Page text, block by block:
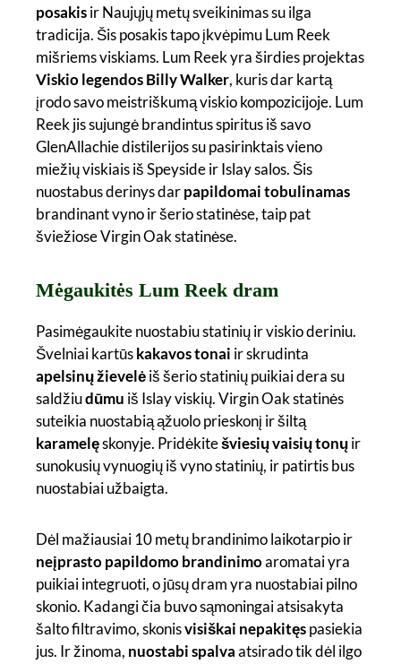
posakisir Naujųjų metų sveikinimas su ilga
tradicija. Šis posakis tapo įkvėpimu Lum Reek
mišriems viskiams. Lum Reek yra širdies projektas
Viskio legendos Billy Walker, kuris dar kartą
įrodo savo meistriškumą viskio kompozicijoje. Lum
Reek jis sujungė brandintus spiritus iš savo
GlenAllachie distilerijos su pasirinktais vieno
miežių viskiais iš Speyside ir Islay salos. Šis
nuostabus derinys darpapildomai tobulinamas
brandinant vyno ir šerio statinėse, taip pat
šviežiose Virgin Oak statinėse.
Mėgaukitės Lum Reek dram
Pasimėgaukite nuostabiu statinių ir viskio deriniu.
Švelniai kartūskakavos tonai ir skrudinta
apelsinų žievelėiš šerio statinių puikiai dera su
saldžiudūmu iš Islay viskių. Virgin Oak statinės
suteikia nuostabią ąžuolo prieskonį ir šiltą
karamelęskonyje. Pridėkitešviesių vaisių tonųir
sunokusių vynuogių iš vyno statinių, ir patirtis bus
nuostabiai užbaigta.
Dėl mažiausiai 10 metų brandinimo laikotarpio ir
neįprasto papildomo brandinimoaromatai yra
puikiai integruoti, o jūsų dram yra nuostabiai pilno
skonio. Kadangi čia buvo sąmoningai atsisakyta
šalto filtravimo, skonisvisiškai nepakitęspasiekia
jus. Ir žinoma, nuostabi spalvaatsirado tik dėl ilgo